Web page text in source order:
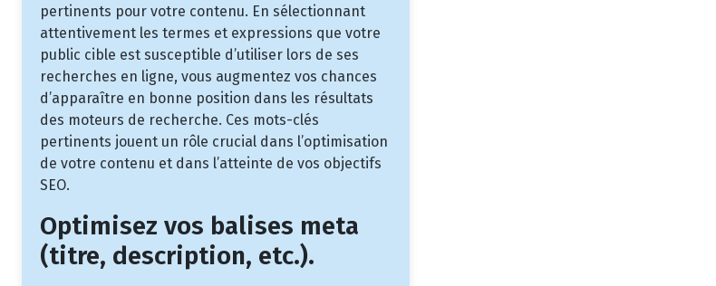
pertinents pour votre contenu. En sélectionnant
attentivement les termes et expressions que votre
public cible est susceptible d’utiliser lors de ses
recherches en ligne, vous augmentez vos chances
d’apparaître en bonne position dans les résultats
des moteurs de recherche. Ces mots-clés
pertinents jouent un rôle crucial dans l’optimisation
de votre contenu et dans l’atteinte de vos objectifs
SEO.
Optimisez vos balises meta
(titre, description, etc.).